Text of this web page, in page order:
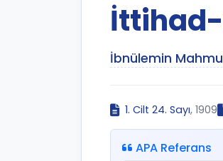
İttihad-
İbnülemin
1. Cilt 24. Sayı, 1909
APA Referans